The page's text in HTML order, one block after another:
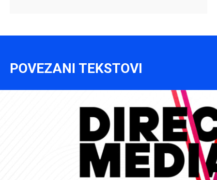
POVEZANI TEKSTOVI